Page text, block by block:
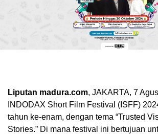
Liputan madura.com, JAKARTA, 7
INDODAX Short Film Festival (ISFF)
tahun ke-enam, dengan tema “Trusted
Stories.” Di mana festival ini bertujuan